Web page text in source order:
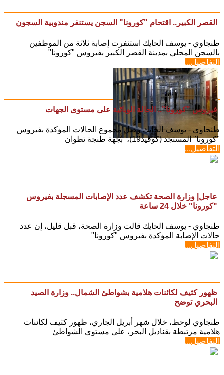
القصر الكبير.. اقتحام "كورونا" السجن يستنفر مندوبية السجون
طنجاوي - يوسف الحايك استنفرت إصابة ثلاثة من الموظفين
بالسجن المحلي بمدينة القصر الكبير بفيروس "كورونا"
التفاصيل...
فيروس "كورونا".. الحالة الوبائية على مستوى الجهات
طنجاوي - يوسف الحايك وصل مجموع الحالات المؤكدة بفيروس
"كورونا" المستجد (كوفيد19)، بجهة طنجة تطوان
التفاصيل...
عاجل| وزارة الصحة تكشف عدد الإصابات المسجلة بفيروس
"كورونا" خلال 24 ساعة
طنجاوي - يوسف الحايك قالت وزارة الصحة، قبل قليل، إن عدد
حالات الإصابة المؤكدة بفيروس "كورونا"
التفاصيل...
ظهور كثيف لكائنات هلامية بشواطئ الشمال.. وزارة الصيد
البحري توضح
طنجاوي لوحظ، خلال شهر أبريل الجاري، ظهور كثيف لكائنات
هلامية مرتبطة بقناديل البحر، على مستوى الشواطئ
التفاصيل...